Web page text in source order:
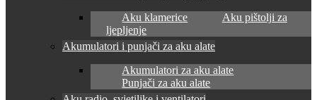
Aku klamerice
Aku pištolji za
ljepljenje
Akumulatori i punjači za aku alate
Akumulatori za aku alate
Punjači za aku alate